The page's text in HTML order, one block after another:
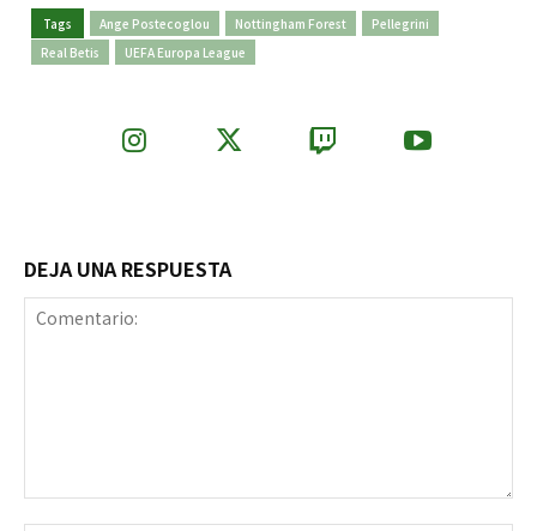
Tags Ange Postecoglou Nottingham Forest
Pellegrini
Real Betis
UEFA Europa League
DEJA UNA RESPUESTA